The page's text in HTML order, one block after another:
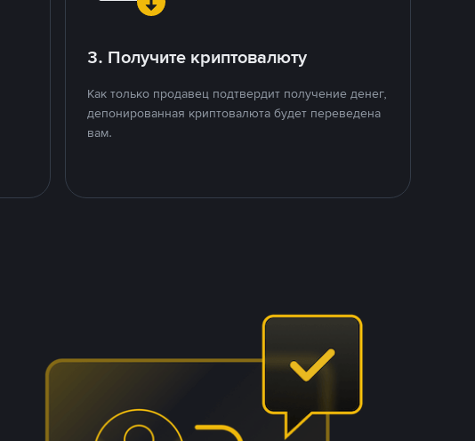
3. Получите криптовалюту
Как только продавец подтвердит получение денег,
депонированная криптовалюта будет переведена
вам.